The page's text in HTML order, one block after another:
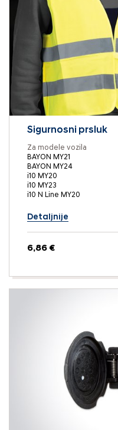
Sigurnosni prsluk
Za modele vozila
BAYON MY21
BAYON MY24
i10 MY20
i10 MY23
i10 N Line MY20
Detaljnije
6,86 €